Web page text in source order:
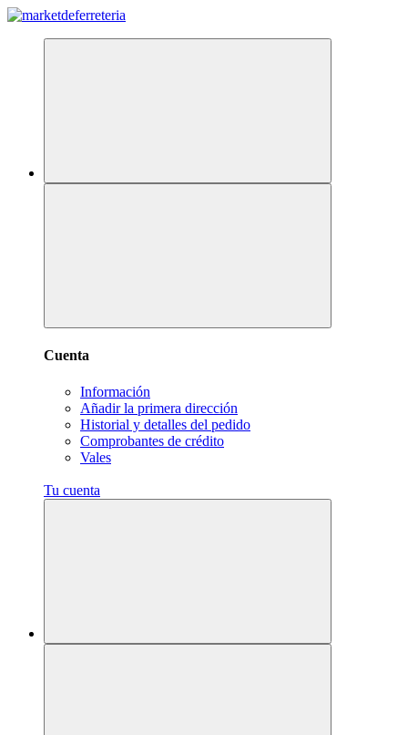
Cuenta
Información
Añadir la primera dirección
Historial y detalles del pedido
Comprobantes de crédito
Vales
Tu cuenta